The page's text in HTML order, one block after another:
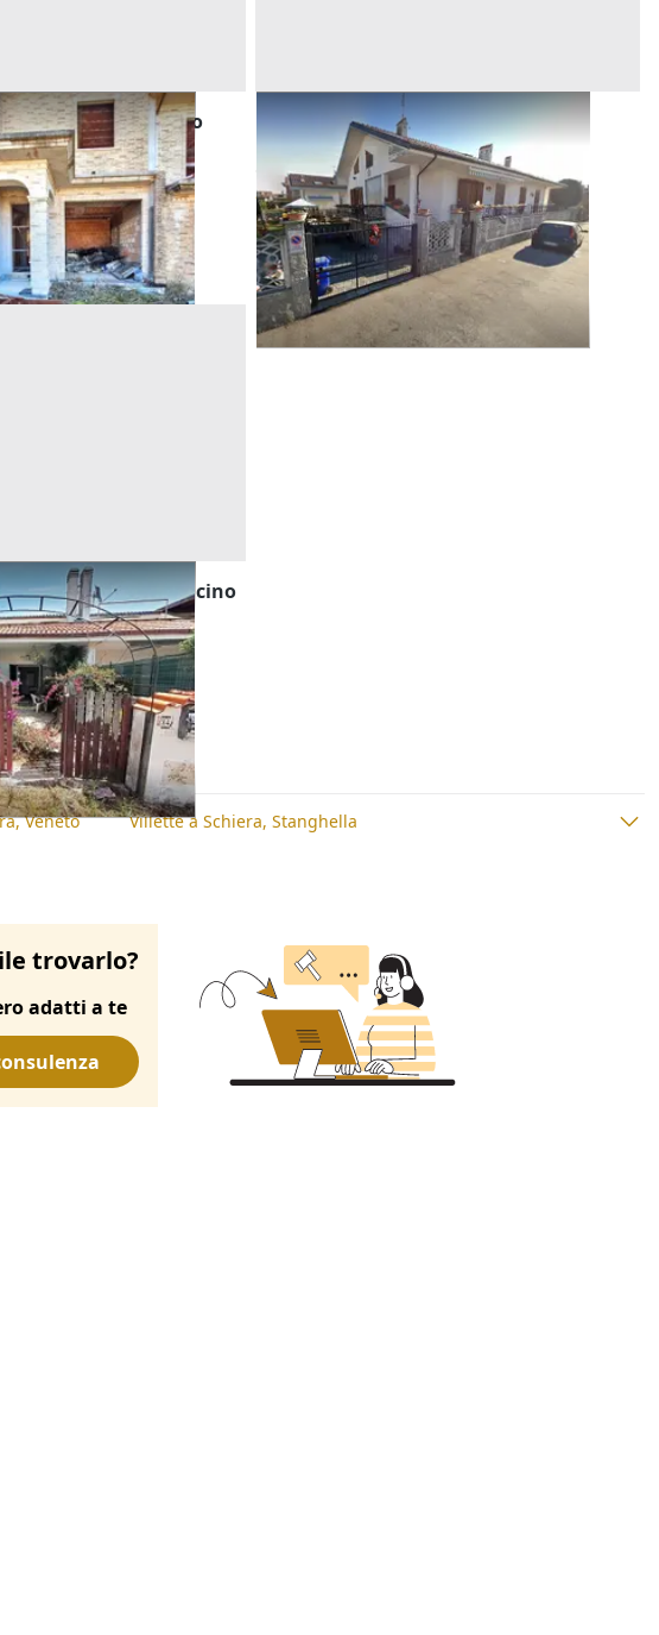
(sub 10) in corso
Asta Quota di nuda proprietà di
abitazione
Vinovo (Torino)
Offerta minima
84.686 €
22/09/2026
a schiera vicino
Veneto Villette a Schiera, Stanghella
trovarlo?
adatti a te